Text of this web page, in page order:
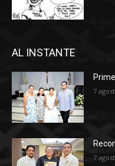
AL INSTANTE
7
7